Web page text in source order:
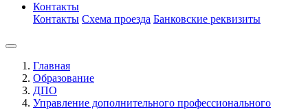
Контакты
Контакты Схема проезда Банковские реквизиты
Главная
Образование
ДПО
Управление дополнительного профессионального